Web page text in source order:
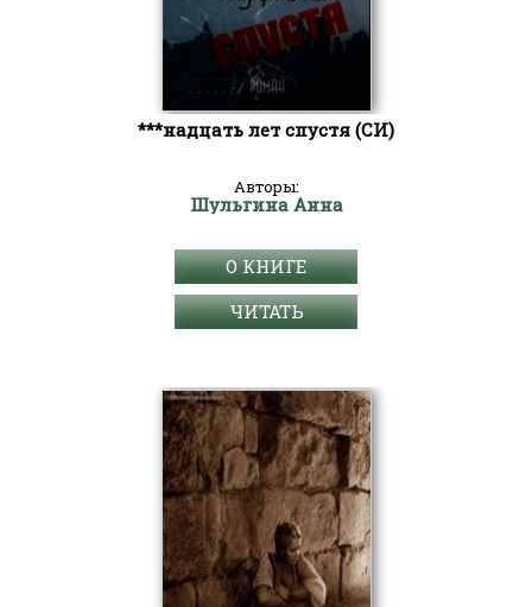
***надцать лет спустя (СИ)
Авторы:
Шульгина Анна
О КНИГЕ
ЧИТАТЬ